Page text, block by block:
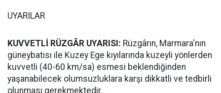
UYARILAR
KUVVETLİ RÜZGÂR UYARISI: Rüzgârın, Marmara'nın
güneybatısı ile Kuzey Ege kıyılarında kuzeyli yönlerden
kuvvetli (40-60 km/sa) esmesi beklendiğinden
yaşanabilecek olumsuzluklara karşı dikkatli ve tedbirli
olunması gerekmektedir.